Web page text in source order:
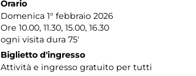
Orario
Domenica 1° febbraio 2026
Ore 10.00, 11.30, 15.00, 16.30
ogni visita dura 75'
Biglietto d'ingresso
Attività e ingresso gratuito per tutti